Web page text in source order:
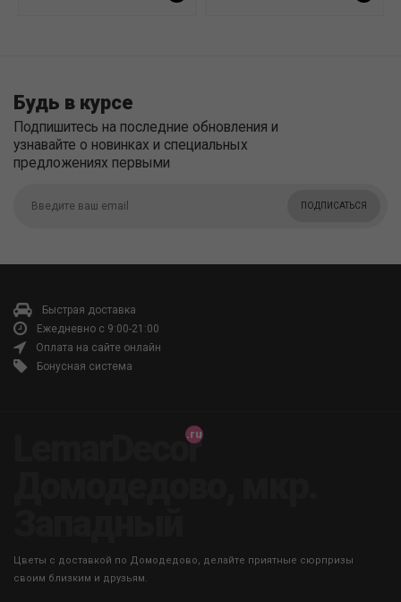
Будь в курсе
Подпишитесь на последние обновления и
узнавайте о новинках и специальных
предложениях первыми
ПОДПИСАТЬСЯ
Быстрая доставка
Ежедневно с 9:00-21:00
Оплата на сайте онлайн
Бонусная система
LemarDecor
Цветы с доставкой по Домодедово, делайте приятные сюрпризы
своим близким и друзьям.